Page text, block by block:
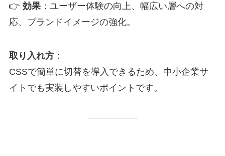
👉 効果：ユーザー体験の向上、幅広い層への対
応、ブランドイメージの強化。
取り入れ方：
CSSで簡単に切替を導入できるため、中小企業サ
イトでも実装しやすいポイントです。